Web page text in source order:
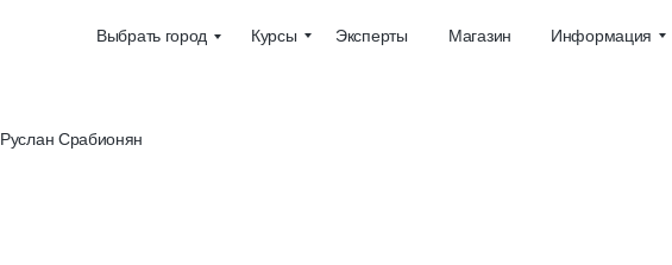
Выбрать город Курсы Эксперты Магазин Информация
Руслан Срабионян